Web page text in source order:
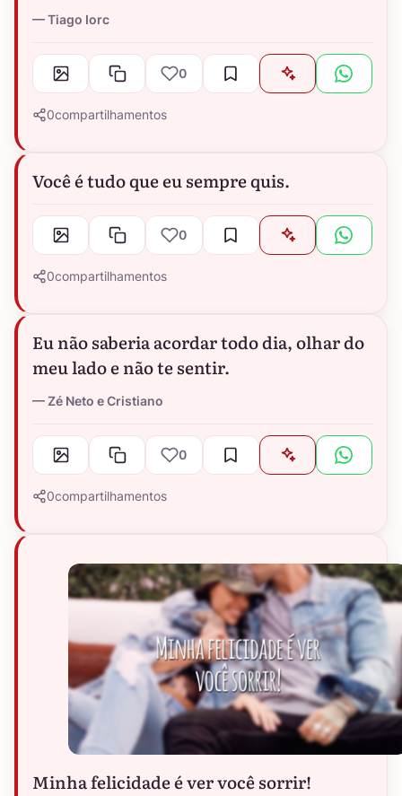
Tiago Iorc
0
0compartilhamentos
Você é tudo que eu sempre quis.
0
0compartilhamentos
Eu não saberia acordar todo dia, olhar do
meu lado e não te sentir.
Zé Neto e Cristiano
0
0compartilhamentos
Minha felicidade é ver você sorrir!